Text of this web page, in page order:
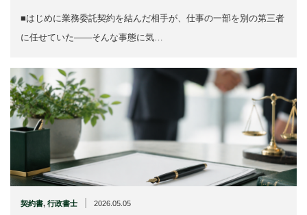
■はじめに業務委託契約を結んだ相手が、仕事の一部を別の第三者
に任せていた——そんな事態に気…
契約書, 行政書士 2026.05.05